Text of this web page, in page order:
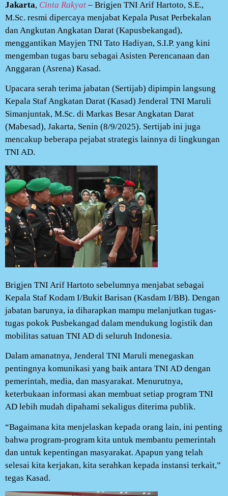
Jakarta, Cinta Rakyat – Brigjen TNI Arif Hartoto, S.E.,
M.Sc. resmi dipercaya menjabat Kepala Pusat Perbekalan
dan Angkutan Angkatan Darat (Kapusbekangad),
menggantikan Mayjen TNI Tato Hadiyan, S.I.P. yang kini
mengemban tugas baru sebagai Asisten Perencanaan dan
Anggaran (Asrena) Kasad.
Upacara serah terima jabatan (Sertijab) dipimpin langsung
Kepala Staf Angkatan Darat (Kasad) Jenderal TNI Maruli
Simanjuntak, M.Sc. di Markas Besar Angkatan Darat
(Mabesad), Jakarta, Senin (8/9/2025). Sertijab ini juga
mencakup beberapa pejabat strategis lainnya di lingkungan
TNI AD.
Brigjen TNI Arif Hartoto sebelumnya menjabat sebagai
Kepala Staf Kodam I/Bukit Barisan (Kasdam I/BB). Dengan
jabatan barunya, ia diharapkan mampu melanjutkan tugas-
tugas pokok Pusbekangad dalam mendukung logistik dan
mobilitas satuan TNI AD di seluruh Indonesia.
Dalam amanatnya, Jenderal TNI Maruli menegaskan
pentingnya komunikasi yang baik antara TNI AD dengan
pemerintah, media, dan masyarakat. Menurutnya,
keterbukaan informasi akan membuat setiap program TNI
AD lebih mudah dipahami sekaligus diterima publik.
“Bagaimana kita menjelaskan kepada orang lain, ini penting
bahwa program-program kita untuk membantu pemerintah
dan untuk kepentingan masyarakat. Apapun yang telah
selesai kita kerjakan, kita serahkan kepada instansi terkait,”
tegas Kasad.